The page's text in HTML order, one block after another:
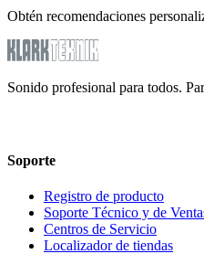
Obtén recomendaciones
Sonido profesional para todos.
Soporte
Registro de producto
Soporte Técnico y de
Centros de Servicio
Localizador de tiendas